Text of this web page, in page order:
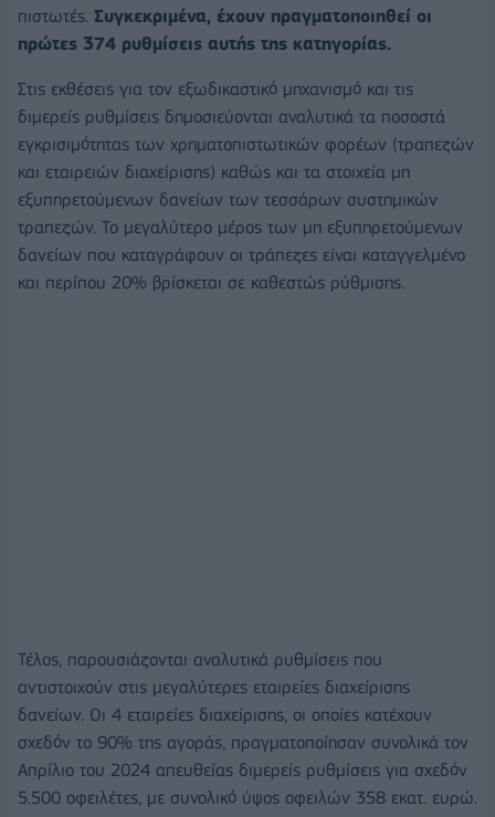
πιστωτές. Συγκεκριμένα, έχουν πραγματοποιηθεί οι
πρώτες 374 ρυθμίσεις αυτής της κατηγορίας.
Στις εκθέσεις για τον εξωδικαστικό μηχανισμό και τις
διμερείς ρυθμίσεις δημοσιεύονται αναλυτικά τα ποσοστά
εγκρισιμότητας των χρηματοπιστωτικών φορέων (τραπεζών
και εταιρειών διαχείρισης) καθώς και τα στοιχεία μη
εξυπηρετούμενων δανείων των τεσσάρων συστημικών
τραπεζών. Το μεγαλύτερο μέρος των μη εξυπηρετούμενων
δανείων που καταγράφουν οι τράπεζες είναι καταγγελμένο
και περίπου 20% βρίσκεται σε καθεστώς ρύθμισης.
Τέλος, παρουσιάζονται αναλυτικά ρυθμίσεις που
αντιστοιχούν στις μεγαλύτερες εταιρείες διαχείρισης
δανείων. Οι 4 εταιρείες διαχείρισης, οι οποίες κατέχουν
σχεδόν το 90% της αγοράς, πραγματοποίησαν συνολικά τον
Απρίλιο του 2024 απευθείας διμερείς ρυθμίσεις για σχεδόν
5.500 οφειλέτες, με συνολικό ύψος οφειλών 358 εκατ. ευρώ.